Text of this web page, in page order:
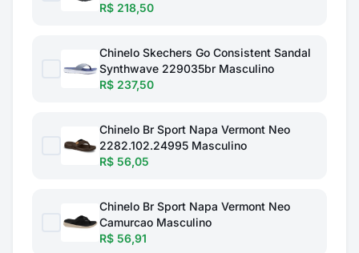
R$ 218,50
Chinelo Skechers Go Consistent Sandal
Synthwave 229035br Masculino
R$ 237,50
Chinelo Br Sport Napa Vermont Neo
2282.102.24995 Masculino
R$ 56,05
Chinelo Br Sport Napa Vermont Neo
Camurcao Masculino
R$ 56,91